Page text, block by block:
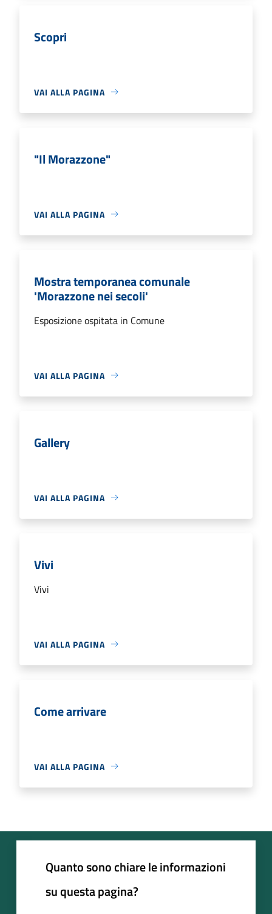
Scopri
VAI ALLA PAGINA
"Il Morazzone"
VAI ALLA PAGINA
Mostra temporanea comunale
'Morazzone nei secoli'
Esposizione ospitata in Comune
VAI ALLA PAGINA
Gallery
VAI ALLA PAGINA
Vivi
Vivi
VAI ALLA PAGINA
Come arrivare
VAI ALLA PAGINA
Quanto sono chiare le informazioni
su questa pagina?